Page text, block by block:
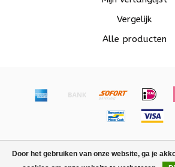
Door het gebruiken van onze website, ga je
Vergelijk
Alle producten
Lightspeed design